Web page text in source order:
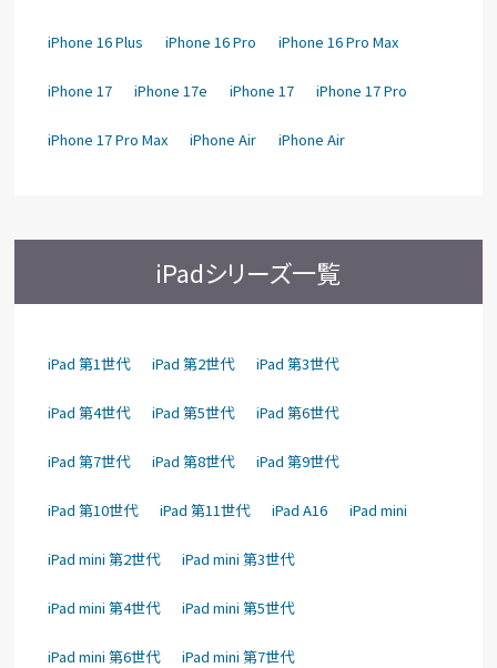
iPhone 16 Plus iPhone 16 Pro iPhone 16 Pro Max
iPhone 17 iPhone 17e iPhone 17 iPhone 17 Pro
iPhone 17 Pro Max iPhone Air iPhone Air
iPadシリーズ一覧
iPad 第1世代 iPad 第2世代 iPad 第3世代
iPad 第4世代 iPad 第5世代 iPad 第6世代
iPad 第7世代 iPad 第8世代 iPad 第9世代
iPad 第10世代 iPad 第11世代 iPad A16 iPad mini
iPad mini 第2世代 iPad mini 第3世代
iPad mini 第4世代 iPad mini 第5世代
iPad mini 第6世代 iPad mini 第7世代